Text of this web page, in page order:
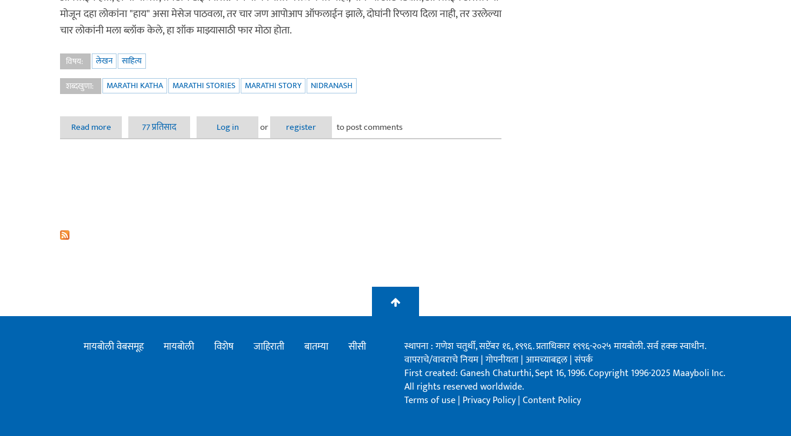
मोजून दहा लोकांना "हाय" असा मेसेज पाठवला, तर चार जण आपोआप ऑफलाईन झाले, दोघांनी रिप्लाय दिला नाही, तर उरलेल्या
चार लोकांनी मला ब्लॉक केले, हा शॉक माझ्यासाठी फार मोठा होता.
विषय: लेखन
साहित्य
शब्दखुणा:
MARATHI KATHA MARATHI STORIES MARATHI STORY NIDRANASH
Read more about निद्रानाश (कथा)
77 प्रतिसाद Log in or register to post comments
मायबोली वेबसमूह मायबोली विशेष जाहिराती बातम्या सीसी
स्थापना : गणेश चतुर्थी, सप्टेंबर १६, १९९६. प्रताधिकार १९९६-२०२५ मायबोली. सर्व हक्क स्वाधीन.
वापराचे/वावराचे नियम|गोपनीयता|आमच्याबद्दल|संपर्क
First created: Ganesh Chaturthi, Sept 16, 1996. Copyright 1996-2025 Maayboli Inc.
All rights reserved worldwide.
Terms of use| Privacy Policy|Content Policy